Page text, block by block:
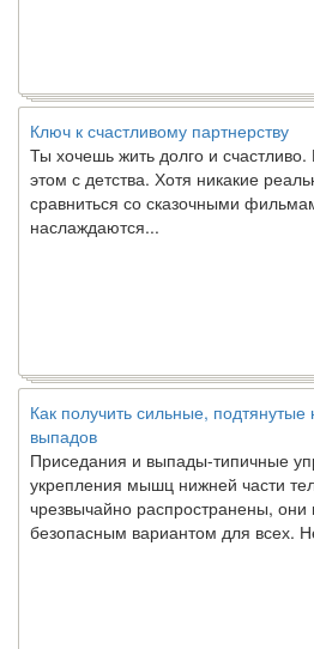
Ключ к счастливому партнерству
Ты хочешь жить долго и
этом с детства. Хотя никакие
сравниться со сказочными
наслаждаются...
Как получить сильные, подтянутые
выпадов
Приседания и выпады-типичные
укрепления мышц нижней части
чрезвычайно распространены, они
безопасным вариантом для всех.